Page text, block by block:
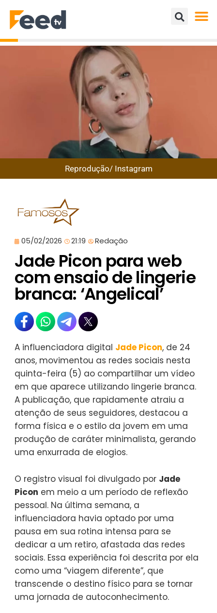
Reprodução/ Instagram
05/02/2026 21:19 Redação
Jade Picon para web
com ensaio de lingerie
branca: ‘Angelical’
A influenciadora digital Jade Picon, de 24
anos, movimentou as redes sociais nesta
quinta-feira (5) ao compartilhar um vídeo
em que aparece utilizando lingerie branca.
A publicação, que rapidamente atraiu a
atenção de seus seguidores, destacou a
forma física e o estilo da jovem em uma
produção de caráter minimalista, gerando
uma enxurrada de elogios.
O registro visual foi divulgado por Jade
Picon em meio a um período de reflexão
pessoal. Na última semana, a
influenciadora havia optado por uma
pausa em sua rotina intensa para se
dedicar a um retiro, afastada das redes
sociais. Essa experiência foi descrita por ela
como uma “viagem diferente”, que
transcende o destino físico para se tornar
uma jornada de autoconhecimento.